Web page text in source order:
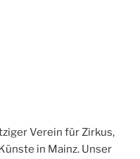
Verein für Zirkus,
in Mainz. Unser